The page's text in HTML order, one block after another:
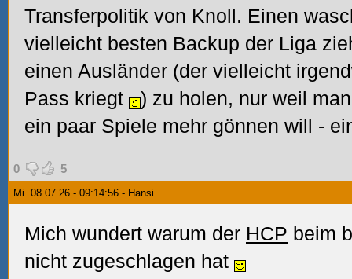
Transferpolitik von Knoll. Einen
vielleicht besten Backup der Liga
einen Ausländer (der vielleicht
Pass kriegt
) zu holen, nur weil
ein paar Spiele mehr gönnen will -
0 5
Mi. 08.07.26 - 09:14:56 - Hansi
Mich wundert warum der HCP beim
nicht zugeschlagen hat